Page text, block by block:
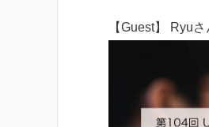
【Guest】 Ryu